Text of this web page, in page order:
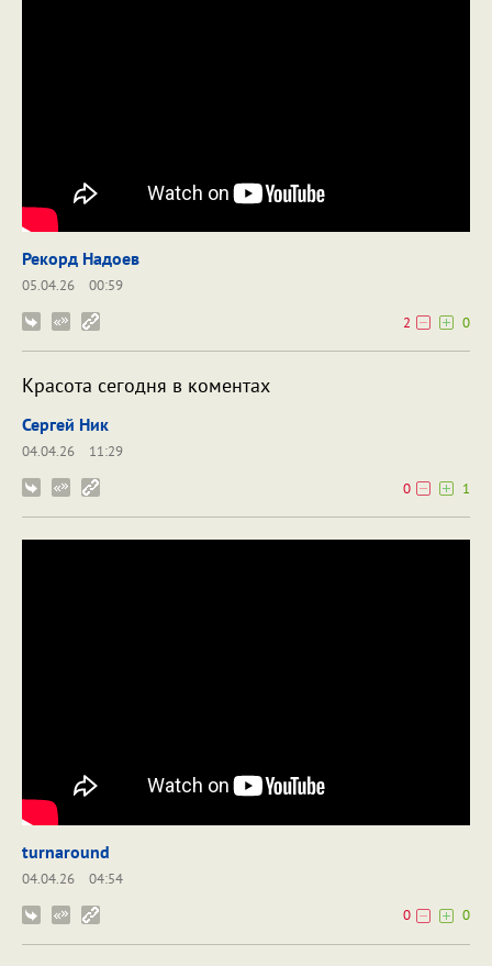
Рекорд Надоев
05.04.26
00:59
2
0
Красота сегодня в коментах
Сергей Ник
04.04.26
11:29
0
1
turnaround
04.04.26
04:54
0
0